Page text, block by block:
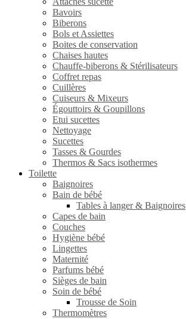
Bavoirs
Biberons
Bols et Assiettes
Boites de conservation
Chaises hautes
Chauffe-biberons & Stérilisateurs
Coffret repas
Cuillères
Cuiseurs & Mixeurs
Égouttoirs & Goupillons
Etui sucettes
Nettoyage
Sucettes
Tasses & Gourdes
Thermos & Sacs isothermes
Toilette
Baignoires
Bain de bébé
Tables à langer & Baignoires
Capes de bain
Couches
Hygiène bébé
Lingettes
Maternité
Parfums bébé
Sièges de bain
Soin de bébé
Trousse de Soin
Thermomètres